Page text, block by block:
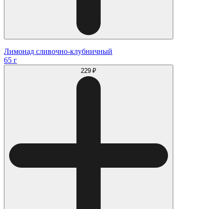
Лимонад сливочно-клубничный
65 г
229 ₽